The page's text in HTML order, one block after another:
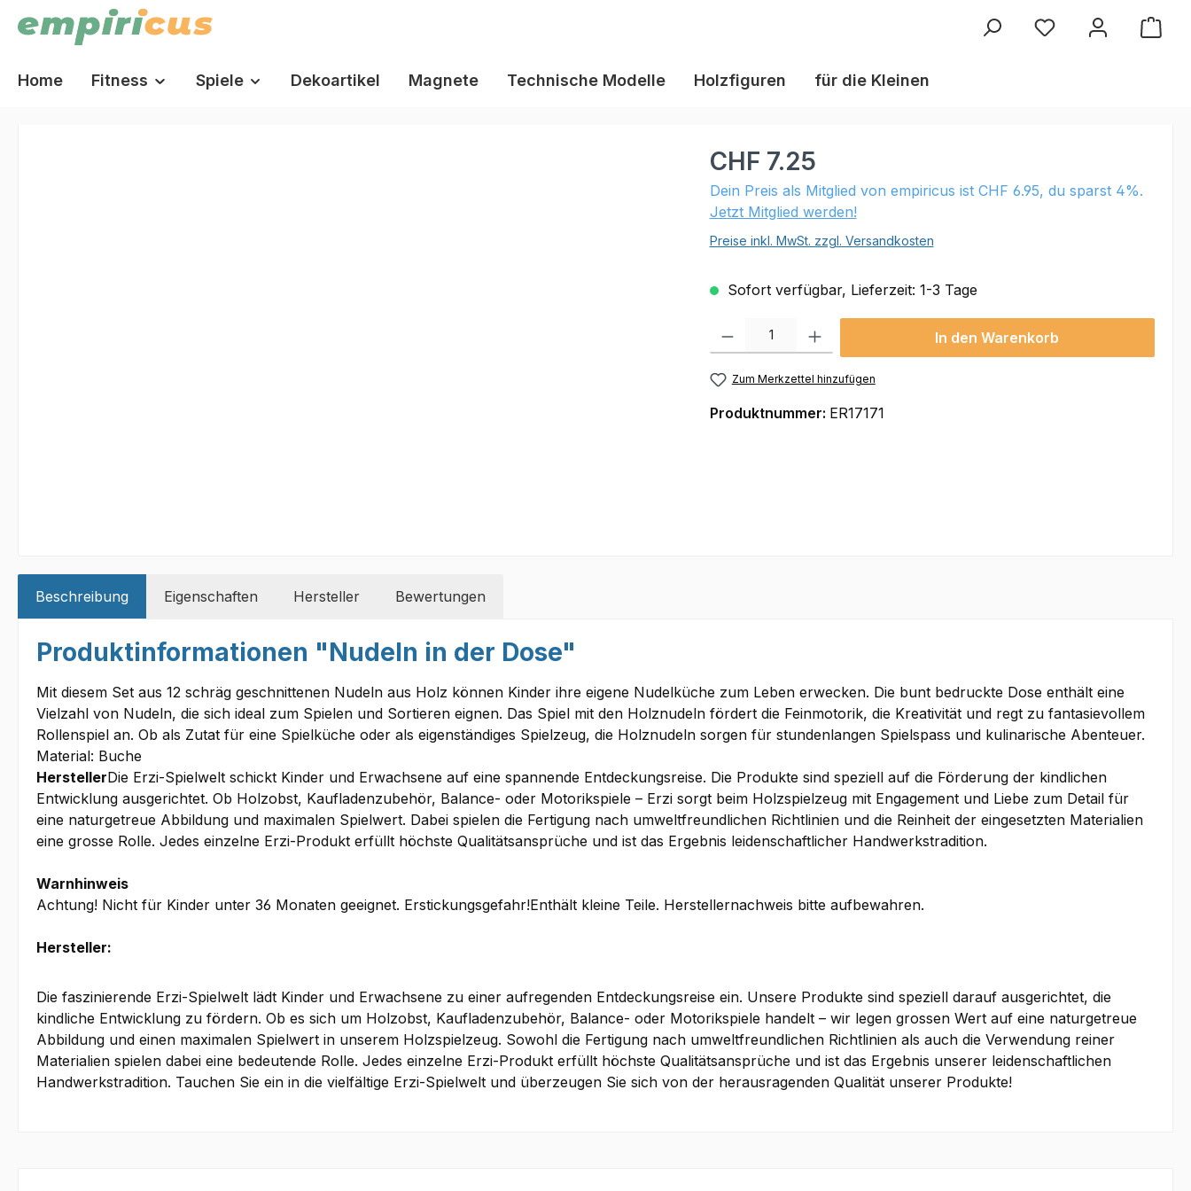
Zur Hauptnavigation springen Du hast 0 Produkte
Home Fitness Spiele Dekoartikel Magnete Technische Modelle Holzfiguren für die Kleinen
CHF 7.25
Dein Preis als Mitglied von empiricus ist CHF 6.95, du sparst 4%.
Jetzt Mitglied werden!
Preise inkl. MwSt. zzgl. Versandkosten
Sofort verfügbar, Lieferzeit: 1-3 Tage
In den Warenkorb
Zum Merkzettel hinzufügen
Produktnummer: ER17171
Beschreibung Eigenschaften Hersteller Bewertungen
Produktinformationen "Nudeln in der Dose"
Mit diesem Set aus 12 schräg geschnittenen Nudeln aus Holz können Kinder ihre eigene Nudelküche zum Leben erwecken. Die bunt bedruckte Dose enthält eine
Vielzahl von Nudeln, die sich ideal zum Spielen und Sortieren eignen. Das Spiel mit den Holznudeln fördert die Feinmotorik, die Kreativität und regt zu fantasievollem
Rollenspiel an. Ob als Zutat für eine Spielküche oder als eigenständiges Spielzeug, die Holznudeln sorgen für stundenlangen Spielspass und kulinarische Abenteuer.
Material: Buche
HerstellerDie Erzi-Spielwelt schickt Kinder und Erwachsene auf eine spannende Entdeckungsreise. Die Produkte sind speziell auf die Förderung der kindlichen
Entwicklung ausgerichtet. Ob Holzobst, Kaufladenzubehör, Balance- oder Motorikspiele – Erzi sorgt beim Holzspielzeug mit Engagement und Liebe zum Detail für
eine naturgetreue Abbildung und maximalen Spielwert. Dabei spielen die Fertigung nach umweltfreundlichen Richtlinien und die Reinheit der eingesetzten Materialien
eine grosse Rolle. Jedes einzelne Erzi-Produkt erfüllt höchste Qualitätsansprüche und ist das Ergebnis leidenschaftlicher Handwerkstradition.
Warnhinweis
Achtung! Nicht für Kinder unter 36 Monaten geeignet. Erstickungsgefahr!Enthält kleine Teile. Herstellernachweis bitte aufbewahren.
Hersteller:
Die faszinierende Erzi-Spielwelt lädt Kinder und Erwachsene zu einer aufregenden Entdeckungsreise ein. Unsere Produkte sind speziell darauf ausgerichtet, die
kindliche Entwicklung zu fördern. Ob es sich um Holzobst, Kaufladenzubehör, Balance- oder Motorikspiele handelt – wir legen grossen Wert auf eine naturgetreue
Abbildung und einen maximalen Spielwert in unserem Holzspielzeug. Sowohl die Fertigung nach umweltfreundlichen Richtlinien als auch die Verwendung reiner
Materialien spielen dabei eine bedeutende Rolle. Jedes einzelne Erzi-Produkt erfüllt höchste Qualitätsansprüche und ist das Ergebnis unserer leidenschaftlichen
Handwerkstradition. Tauchen Sie ein in die vielfältige Erzi-Spielwelt und überzeugen Sie sich von der herausragenden Qualität unserer Produkte!